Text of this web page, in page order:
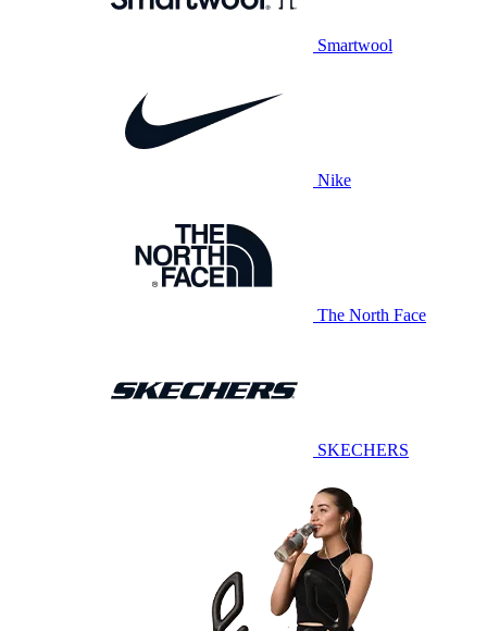
Smartwool
Nike
The North Face
SKECHERS